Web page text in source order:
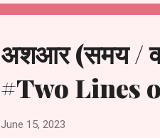
अशआर (समय /
#Two Lines
June 15, 2023